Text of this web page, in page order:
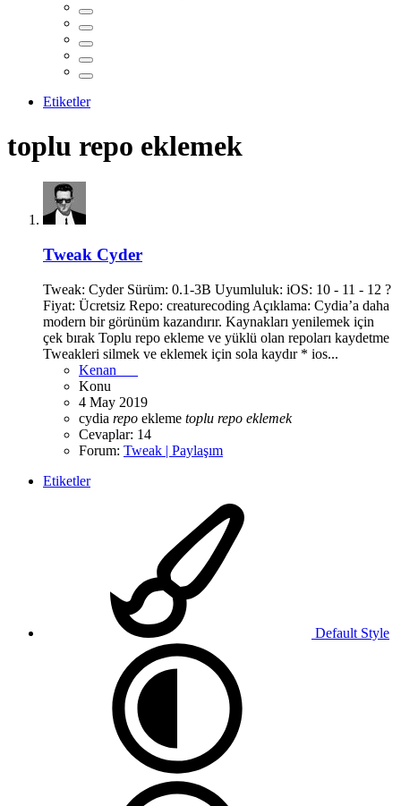
Etiketler
toplu repo eklemek
Tweak Cyder
Tweak: Cyder Sürüm: 0.1-3B Uyumluluk: iOS: 10 - 11 - 12 ?
Fiyat: Ücretsiz Repo: creaturecoding Açıklama: Cydia’a daha
modern bir görünüm kazandırır. Kaynakları yenilemek için
çek bırak Toplu repo ekleme ve yüklü olan repoları kaydetme
Tweakleri silmek ve eklemek için sola kaydır * ios...
Kenan___
Konu
4 May 2019
cydia repo ekleme toplu repo eklemek
Cevaplar: 14
Forum: Tweak | Paylaşım
Etiketler
Default Style